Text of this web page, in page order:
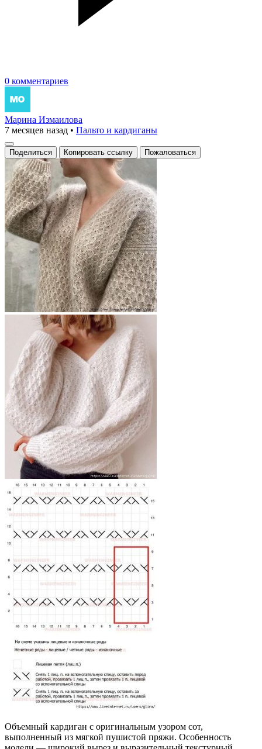
0 комментариев
Марина Измаилова
7 месяцев назад • Пальто и кардиганы
Поделиться Копировать ссылку Пожаловаться
Объемный кардиган с оригинальным узором сот,
выполненный из мягкой пушистой пряжи. Особенность